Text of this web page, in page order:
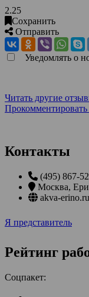
2.25
Сохранить
Отправить
Уведомлять о
Читать другие
Прокомментировать
Контакты
(495) 867-
Москва,
akva-erino.ru
Я представитель
Рейтинг
Соцпакет: